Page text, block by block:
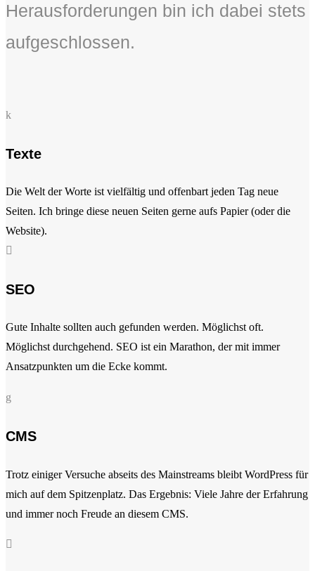
Herausforderungen bin ich dabei stets
aufgeschlossen.
k
Texte
Die Welt der Worte ist vielfältig und offenbart jeden Tag neue
Seiten. Ich bringe diese neuen Seiten gerne aufs Papier (oder die
Website).

SEO
Gute Inhalte sollten auch gefunden werden. Möglichst oft.
Möglichst durchgehend. SEO ist ein Marathon, der mit immer
Ansatzpunkten um die Ecke kommt.
g
CMS
Trotz einiger Versuche abseits des Mainstreams bleibt WordPress für
mich auf dem Spitzenplatz. Das Ergebnis: Viele Jahre der Erfahrung
und immer noch Freude an diesem CMS.
